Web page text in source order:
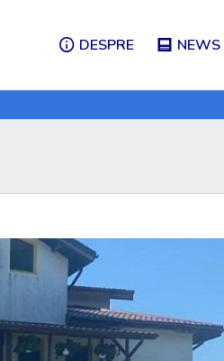
DESPRE NEWS